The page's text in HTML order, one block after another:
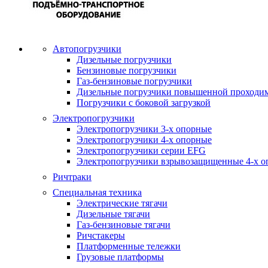
Автопогрузчики
Дизельные погрузчики
Бензиновые погрузчики
Газ-бензиновые погрузчики
Дизельные погрузчики повышенной
Погрузчики с боковой загрузкой
Электропогрузчики
Электропогрузчики 3-х опорные
Электропогрузчики 4-х опорные
Электропогрузчики серии EFG
Электропогрузчики взрывозащищенные 4-х
Ричтраки
Специальная техника
Электрические тягачи
Дизельные тягачи
Газ-бензиновые тягачи
Ричстакеры
Платформенные тележки
Грузовые платформы